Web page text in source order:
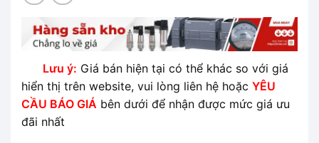
Lưu ý: Giá bán hiện tại có thể khác so với giá
hiển thị trên website, vui lòng liên hệ hoặc YÊU
CẦU BÁO GIÁ bên dưới để nhận được mức giá ưu
đãi nhất